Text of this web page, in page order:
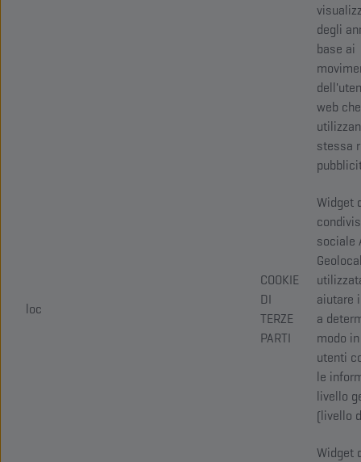
degli
base ai
web che
stessa
loc
COOKIE
DI
TERZE
PARTI
Widget
sociale
aiutare
a
modo
utenti
le
livello
(livello
Widget